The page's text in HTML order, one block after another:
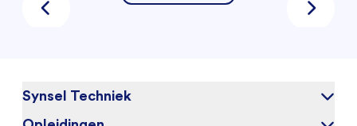
Synsel Techniek